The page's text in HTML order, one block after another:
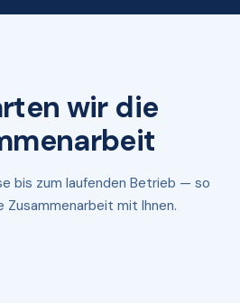
wir die
bis zum laufenden Betrieb — so
mit Ihnen.